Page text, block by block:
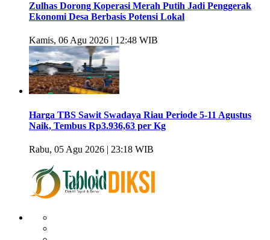
Zulhas Dorong Koperasi Merah Putih Jadi Penggerak
Ekonomi Desa Berbasis Potensi Lokal
Kamis, 06 Agu 2026 | 12:48 WIB
Harga TBS Sawit Swadaya Riau Periode 5-11 Agustus
Naik, Tembus Rp3.936,63 per Kg
Rabu, 05 Agu 2026 | 23:18 WIB